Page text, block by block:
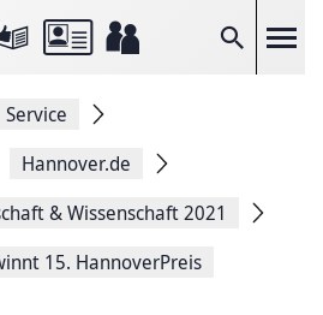
Suche
Service
Hannover.de
& Wissenschaft 2021
15. HannoverPreis